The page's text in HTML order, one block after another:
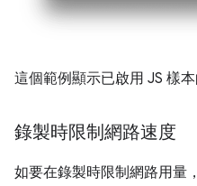
這個範例顯示已啟用 JS 樣本
錄製時限制網路速度
如要在錄製時限制網路用量